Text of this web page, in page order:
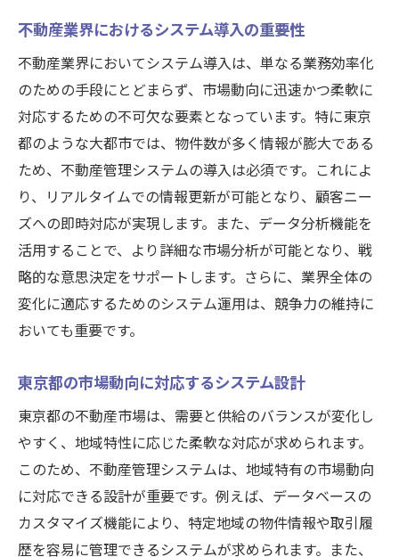
不動産業界におけるシステム導入の重要性
不動産業界においてシステム導入は、単なる業務効率化
のための手段にとどまらず、市場動向に迅速かつ柔軟に
対応するための不可欠な要素となっています。特に東京
都のような大都市では、物件数が多く情報が膨大である
ため、不動産管理システムの導入は必須です。これによ
り、リアルタイムでの情報更新が可能となり、顧客ニー
ズへの即時対応が実現します。また、データ分析機能を
活用することで、より詳細な市場分析が可能となり、戦
略的な意思決定をサポートします。さらに、業界全体の
変化に適応するためのシステム運用は、競争力の維持に
おいても重要です。
東京都の市場動向に対応するシステム設計
東京都の不動産市場は、需要と供給のバランスが変化し
やすく、地域特性に応じた柔軟な対応が求められます。
このため、不動産管理システムは、地域特有の市場動向
に対応できる設計が重要です。例えば、データベースの
カスタマイズ機能により、特定地域の物件情報や取引履
歴を容易に管理できるシステムが求められます。また、